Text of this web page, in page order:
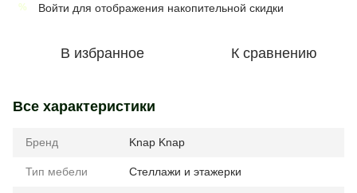
% Войти для отображения накопительной скидки
В избранное К сравнению
Все характеристики
Бренд Knap Knap
Тип мебели Стеллажи и этажерки